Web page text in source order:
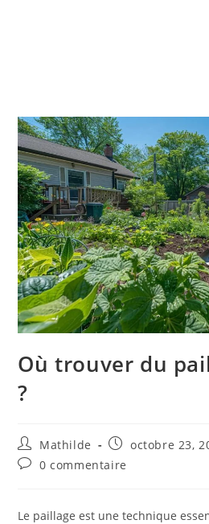
Où trouver du
?
Mathilde octobre 23,
0 commentaire
Le paillage est une technique